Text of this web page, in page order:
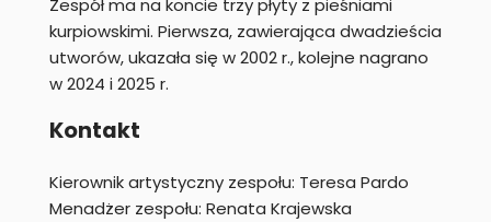
Zespół ma na koncie trzy płyty z pieśniami
kurpiowskimi. Pierwsza, zawierająca dwadzieścia
utworów, ukazała się w 2002 r., kolejne nagrano
w 2024 i 2025 r.
Kontakt
Kierownik artystyczny zespołu: Teresa Pardo
Menadżer zespołu: Renata Krajewska